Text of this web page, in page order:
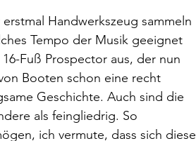
Handwerkszeug sammeln
Tempo der Musik geeignet
Fuß Prospector aus, der nun
Booten schon eine recht
Geschichte. Auch sind die
als feingliedrig. So
ich vermute, dass sich diese